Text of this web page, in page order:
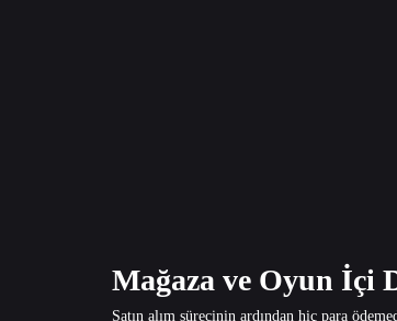
Mağaza ve Oyun İçi
Satın alım sürecinin ardından hiç para